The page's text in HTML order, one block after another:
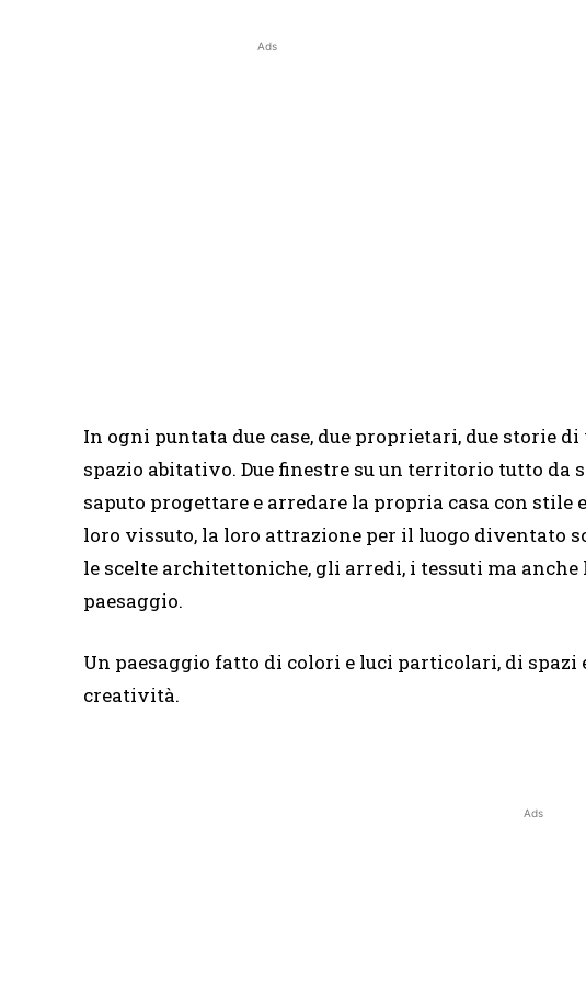
Ads
In ogni puntata due case, due proprietari, due storie
spazio abitativo. Due finestre su un territorio tutto da
saputo progettare e arredare la propria casa con
loro vissuto, la loro attrazione per il luogo diventato
le scelte architettoniche, gli arredi, i tessuti ma
paesaggio.
Un paesaggio fatto di colori e luci particolari, di
creatività.
Ads